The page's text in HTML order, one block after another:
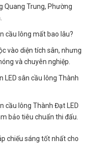
Quang Trung, Phường
cầu lông mất bao lâu?
vào diện tích sân, nhưng
và chuyên nghiệp.
LED sân cầu lông Thành
cầu lông Thành Đạt LED
bảo tiêu chuẩn thi đấu.
chiếu sáng tốt nhất cho